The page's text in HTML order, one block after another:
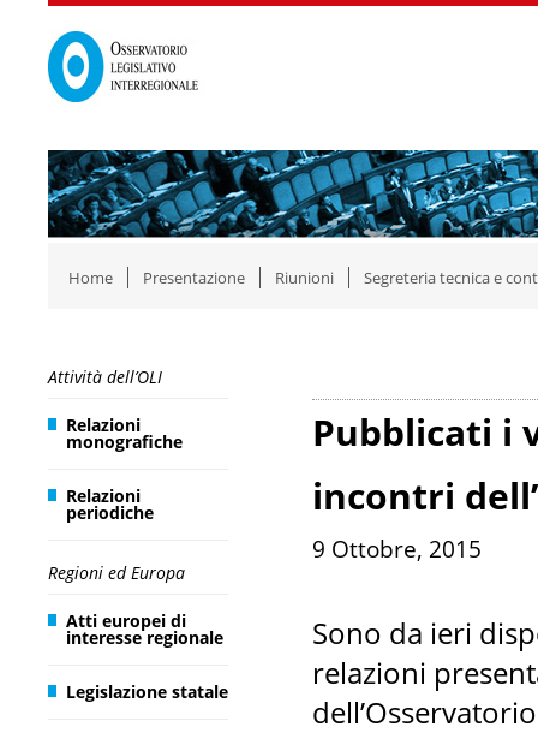
Home Presentazione Riunioni Segreteria tecnica e
Attività dell’OLI
Relazioni
monografiche
Relazioni
periodiche
Regioni ed Europa
Atti europei di
interesse regionale
Legislazione statale
Pubblicati i
incontri
9 Ottobre, 2015
Sono da ieri
relazioni